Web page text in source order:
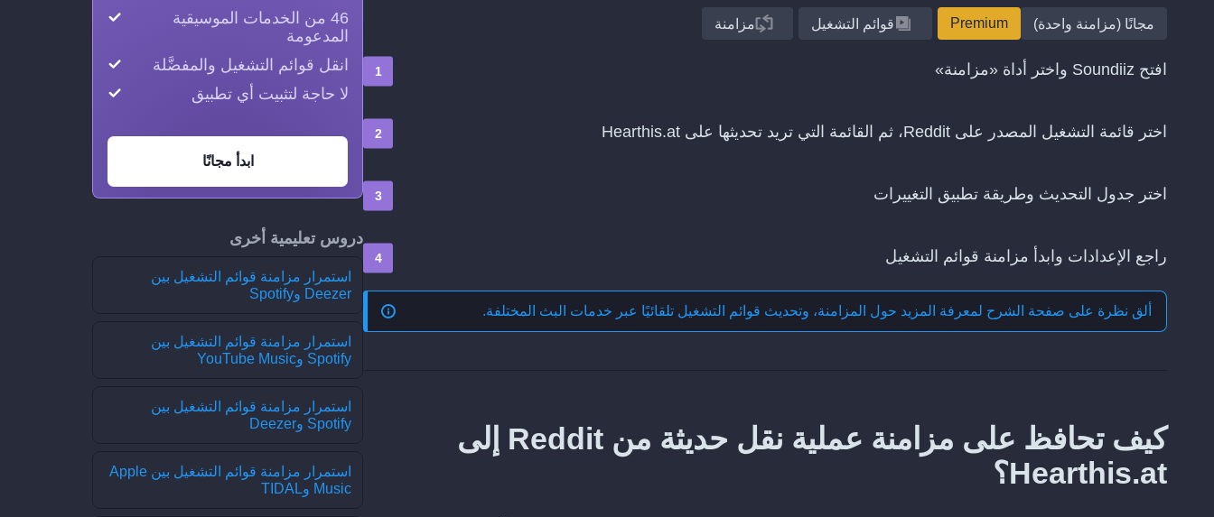
مجانًا (مزامنة واحدة) Premium قوائم التشغيل مزامنة
افتح Soundiiz واختر أداة «مزامنة»
اختر قائمة التشغيل المصدر على Reddit، ثم القائمة التي تريد تحديثها على Hearthis.at
اختر جدول التحديث وطريقة تطبيق التغييرات
راجع الإعدادات وابدأ مزامنة قوائم التشغيل
ألق نظرة على صفحة الشرح لمعرفة المزيد حول المزامنة، وتحديث قوائم التشغيل تلقائيًا عبر خدمات البث المختلفة.
كيف تحافظ على مزامنة عملية نقل حديثة من Reddit إلى
Hearthis.at؟
46 من الخدمات الموسيقية
المدعومة
انقل قوائم التشغيل والمفضَّلة
لا حاجة لتثبيت أي تطبيق
ابدأ مجانًا
دروس تعليمية أخرى
استمرار مزامنة قوائم التشغيل بين
Deezer وSpotify
استمرار مزامنة قوائم التشغيل بين
Spotify وYouTube Music
استمرار مزامنة قوائم التشغيل بين
Spotify وDeezer
استمرار مزامنة قوائم التشغيل بين Apple
Music وTIDAL